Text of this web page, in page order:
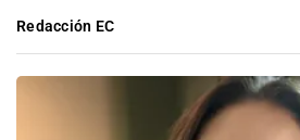
Redacción EC